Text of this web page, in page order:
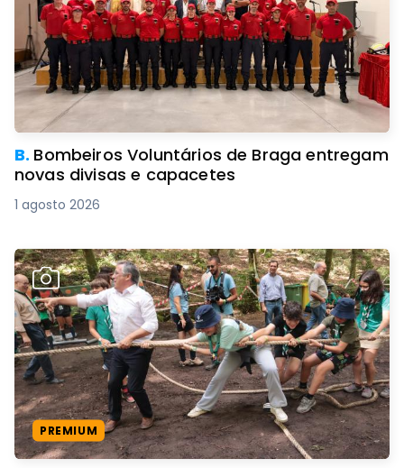
B. Bombeiros Voluntários de Braga entregam
novas divisas e capacetes
1 agosto 2026
PREMIUM